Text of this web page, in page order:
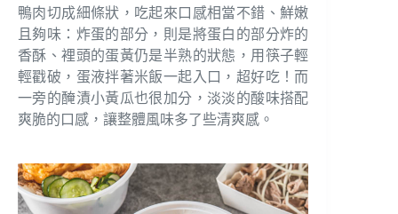
鴨肉切成細條狀，吃起來口感相當不錯、鮮嫩
且夠味：炸蛋的部分，則是將蛋白的部分炸的
香酥、裡頭的蛋黃仍是半熟的狀態，用筷子輕
輕戳破，蛋液拌著米飯一起入口，超好吃！而
一旁的醃漬小黃瓜也很加分，淡淡的酸味搭配
爽脆的口感，讓整體風味多了些清爽感。